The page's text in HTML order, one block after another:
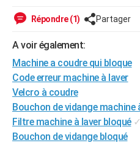
Alimentation
Guide de la santé
Maladies
Médicaments
Sommeil
Destinations
City break
Voyage nature
Voyage de noces
Forum
Climat
+
GUIDES D'ACHAT
BONS PLANS
CARTE DE VOEUX
Répondre (1) Partager
A voir également:
Machine a coudre qui bloque
Code erreur machine à laver
Velcro à coudre
Bouchon de vidange machine
Filtre machine à laver bloqué ✓
Bouchon de vidange bloqué